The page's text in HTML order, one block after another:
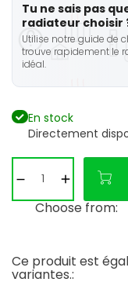
Tu ne sais pas
radiateur choisir
Utilise notre guide de
trouve rapidement le
idéal.
En stock
Directement
Choose from:
Ce produit est
variantes.: